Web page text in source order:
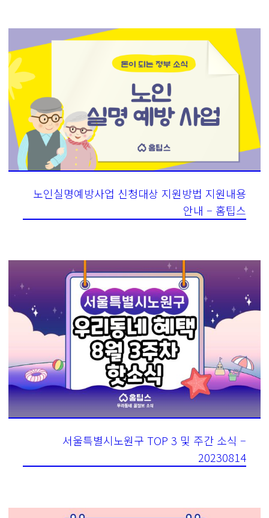
노인실명예방사업 신청대상 지원방법 지원내용
안내 – 홈팁스
서울특별시노원구 TOP 3 및 주간 소식 –
20230814